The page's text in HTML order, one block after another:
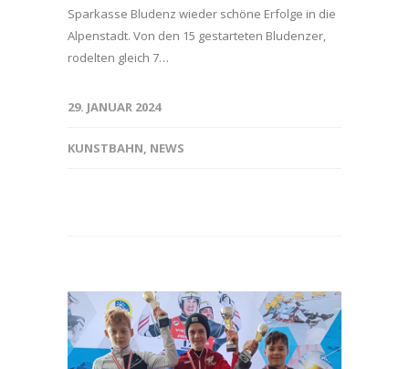
Sparkasse Bludenz wieder schöne Erfolge in die
Alpenstadt. Von den 15 gestarteten Bludenzer,
rodelten gleich 7…
29. JANUAR 2024
KUNSTBAHN, NEWS